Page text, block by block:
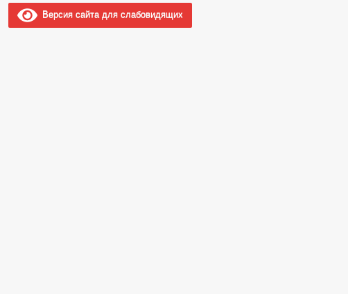
Версия сайта для слабовидящих